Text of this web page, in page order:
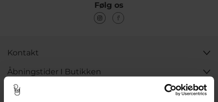
Følg os
Kontakt
Åbningstider I Butikken
Information